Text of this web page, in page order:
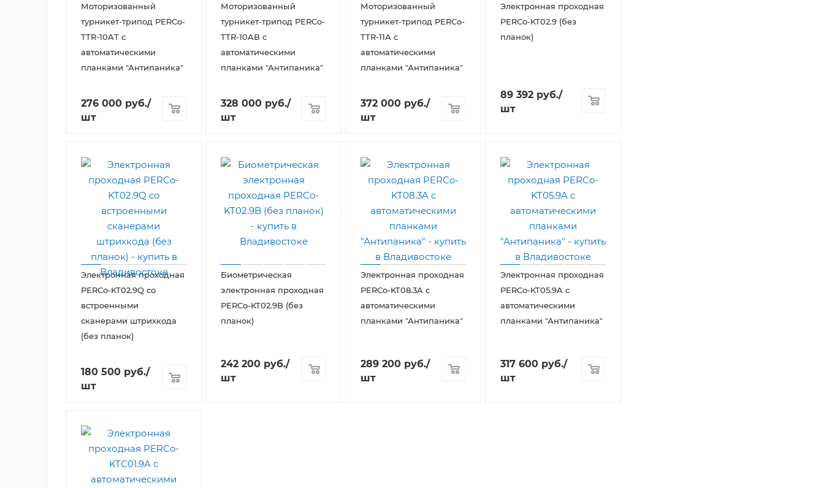
Моторизованный
турникет-трипод PERCo-
TTR-10AT с
автоматическими
планками "Антипаника"
276 000 руб./
шт
Моторизованный
турникет-трипод PERCo-
TTR-10AB с
автоматическими
планками "Антипаника"
328 000 руб./
шт
Моторизованный
турникет-трипод PERCo-
TTR-11А с
автоматическими
планками "Антипаника"
372 000 руб./
шт
Электронная проходная
PERCo-KT02.9 (без
планок)
89 392 руб./
шт
Электронная проходная
PERCo-KT02.9Q со
встроенными
сканерами штрихкода
(без планок)
180 500 руб./
шт
Биометрическая
электронная проходная
PERCo-KT02.9B (без
планок)
242 200 руб./
шт
Электронная проходная
PERCo-KT08.3A с
автоматическими
планками "Антипаника"
289 200 руб./
шт
Электронная проходная
PERCo-KT05.9A с
автоматическими
планками "Антипаника"
317 600 руб./
шт